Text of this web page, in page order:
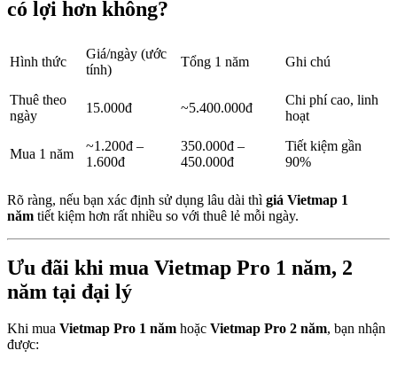
có lợi hơn không?
Hình thức
Giá/ngày (ước
tính)
Tổng 1 năm Ghi chú
Thuê theo
ngày
15.000đ ~5.400.000đ
Chi phí cao, linh
hoạt
Mua 1 năm
~1.200đ –
1.600đ
350.000đ –
450.000đ
Tiết kiệm gần
90%
Rõ ràng, nếu bạn xác định sử dụng lâu dài thì giá Vietmap 1
năm tiết kiệm hơn rất nhiều so với thuê lẻ mỗi ngày.
Ưu đãi khi mua Vietmap Pro 1 năm, 2
năm tại đại lý
Khi mua Vietmap Pro 1 năm hoặc Vietmap Pro 2 năm, bạn nhận
được: